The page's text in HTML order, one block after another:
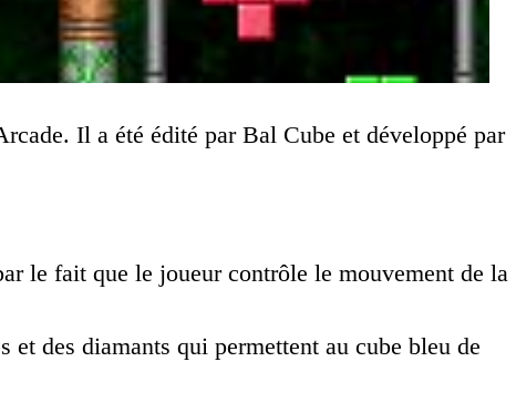
Il a été édité par Bal Cube et développé par
le fait que le joueur contrôle le mouvement de la
des diamants qui permettent au cube bleu de